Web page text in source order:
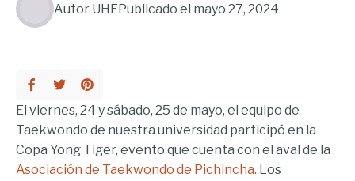
Autor UHEPublicado el mayo 27, 2024
El viernes, 24 y sábado, 25 de mayo, el equipo de
Taekwondo de nuestra universidad participó en la
Copa Yong Tiger, evento que cuenta con el aval de la
Asociación de Taekwondo de Pichincha. Los